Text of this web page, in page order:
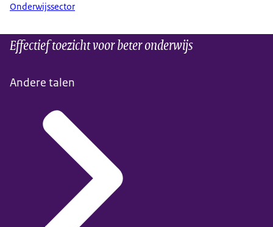
Onderwijssector
Effectief toezicht voor beter onderwijs
Andere talen